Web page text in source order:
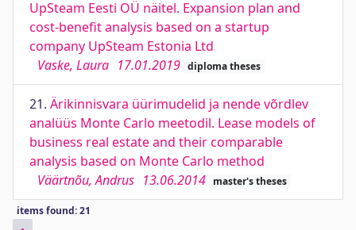
UpSteam Eesti OÜ näitel. Expansion plan and
cost-benefit analysis based on a startup
company UpSteam Estonia Ltd
Vaske, Laura 17.01.2019 diploma theses
21. Ärikinnisvara üürimudelid ja nende võrdlev
analüüs Monte Carlo meetodil. Lease models of
business real estate and their comparable
analysis based on Monte Carlo method
Väärtnõu, Andrus 13.06.2014 master's theses
items found: 21